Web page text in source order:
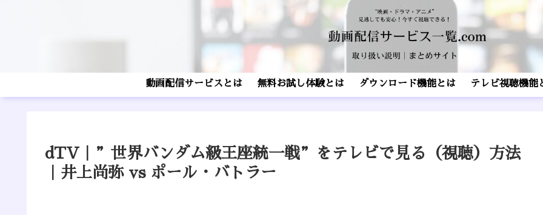
動画配信サービスとは 無料お試し体験とは ダウンロード機能とは テレビ視聴機能
dTV｜”世界バンダム級王座統一戦”をテレビで見る（視聴）方法
｜井上尚弥 vs ポール・バトラー